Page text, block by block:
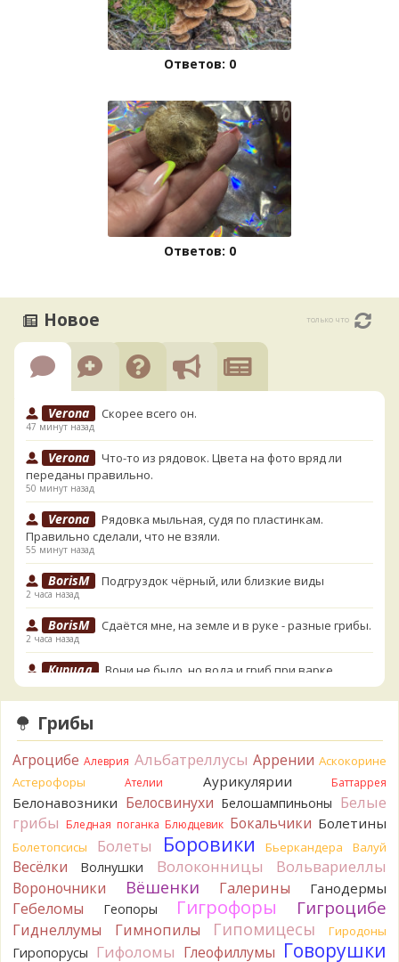
Ответов: 0
Ответов: 0
Новое только что
Verona Скорее всего он.
47 минут назад
Verona
Что-то из рядовок. Цвета на фото вряд ли
переданы правильно.
50 минут назад
Verona
Рядовка мыльная, судя по пластинкам.
Правильно сделали, что не взяли.
55 минут назад
BorisM Подгруздок чёрный, или близкие виды
2 часа назад
BorisM Сдаётся мне, на земле и в руке - разные грибы.
2 часа назад
Кирилл
Вони не было, но вода и гриб при варке
начали желтеть. Выкинул. Большое спасибо.
3 часа назад
Кирилл
3 часа назад
Tatiana_A
Да. Но они не все безоговорочно
съедобны.
4 часа назад
Tatiana_A
В следующий раз вырвите его целиком и
разрежьте ножку вертикально. Именно вертикально.
Пожелтение у самого основания - значит, Ш. Желтокожий,
ядовит. Иногда полезно гриб сварить, Желтокожий и еще
несколько ядовитых начинают жутко вонять химией, и
4 часа назад
Грибы
Агроцибе Алеврия Альбатреллусы Аррении Аскокорине
Астерофоры
Ателии Аурикулярии Баттаррея
Белонавозники Белосвинухи Белошампиньоны Белые
грибы Бледная поганка Блюдцевик Бокальчики Болетины
Болетопсисы Болеты Боровики Бьеркандера Валуй
Весёлки Волнушки Волоконницы Вольвариеллы
Вороночники Вёшенки Галерины Ганодермы
Гебеломы Геопоры Гигрофоры Гигроцибе
Гиднеллумы Гимнопилы Гипомицесы Гиродоны
Гиропорусы Гифоломы Глеофиллумы Говорушки